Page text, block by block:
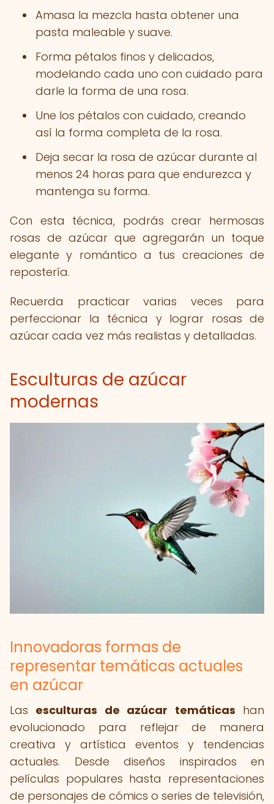
Amasa la mezcla hasta obtener una
pasta maleable y suave.
Forma pétalos finos y delicados,
modelando cada uno con cuidado para
darle la forma de una rosa.
Une los pétalos con cuidado, creando
así la forma completa de la rosa.
Deja secar la rosa de azúcar durante al
menos 24 horas para que endurezca y
mantenga su forma.
Con esta técnica, podrás crear hermosas
rosas de azúcar que agregarán un toque
elegante y romántico a tus creaciones de
repostería.
Recuerda practicar varias veces para
perfeccionar la técnica y lograr rosas de
azúcar cada vez más realistas y detalladas.
Esculturas de azúcar
modernas
Innovadoras formas de
representar temáticas actuales
en azúcar
Las esculturas de azúcar temáticas han
evolucionado para reflejar de manera
creativa y artística eventos y tendencias
actuales. Desde diseños inspirados en
películas populares hasta representaciones
de personajes de cómics o series de televisión,